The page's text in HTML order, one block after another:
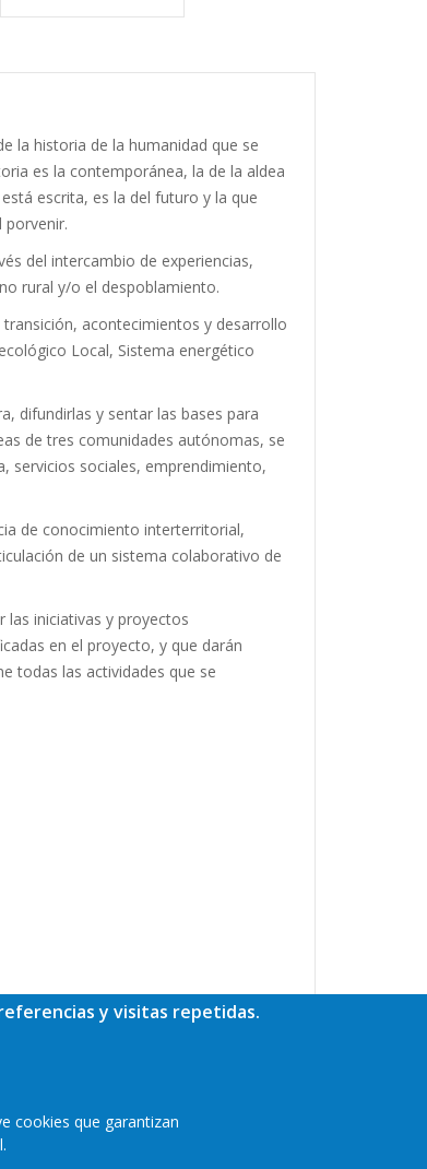
la historia de la humanidad que se
es la contemporánea, la de la aldea
escrita, es la del futuro y la que
del intercambio de experiencias,
rural y/o el despoblamiento.
acontecimientos y desarrollo
Local, Sistema energético
difundirlas y sentar las bases para
de tres comunidades autónomas, se
servicios sociales, emprendimiento,
de conocimiento interterritorial,
de un sistema colaborativo de
las iniciativas y proyectos
en el proyecto, y que darán
todas las actividades que se
y visitas repetidas.
cookies que garantizan